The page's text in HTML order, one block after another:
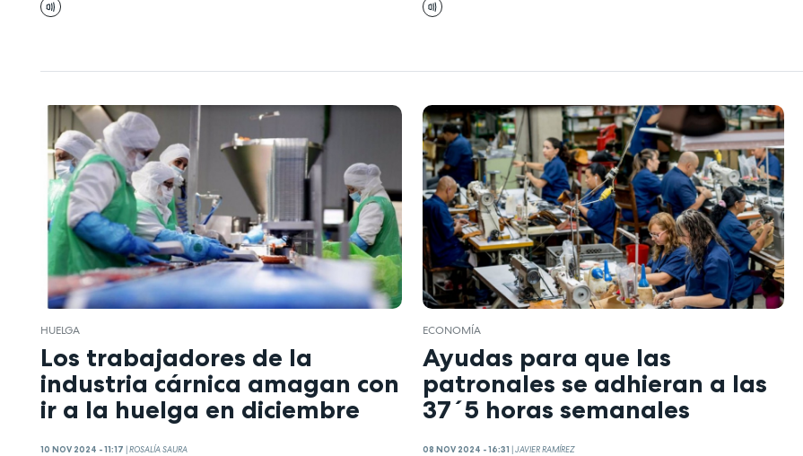
HUELGA
Los trabajadores de la
industria cárnica amagan con
ir a la huelga en diciembre
10 NOV 2024 - 11:17 |ROSALÍA SAURA
ECONOMÍA
Ayudas para que las
patronales se adhieran a las
37´5 horas semanales
08 NOV 2024 - 16:31 |JAVIER RAMÍREZ